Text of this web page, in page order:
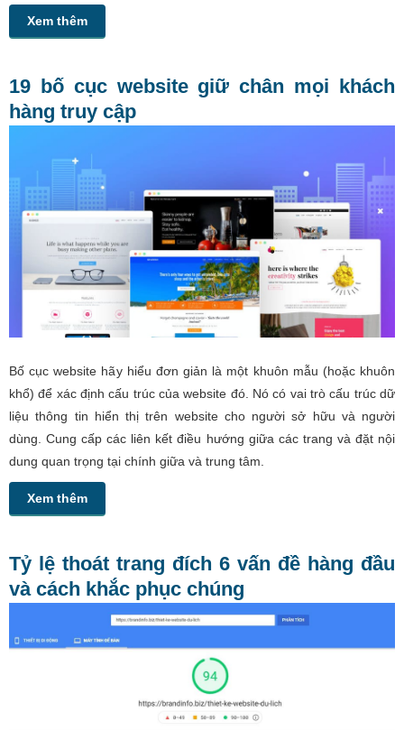
Xem thêm
19 bố cục website giữ chân mọi khách
hàng truy cập
Bố cục website hãy hiểu đơn giản là một khuôn mẫu (hoặc khuôn
khổ) để xác định cấu trúc của website đó. Nó có vai trò cấu trúc dữ
liệu thông tin hiển thị trên website cho người sở hữu và người
dùng. Cung cấp các liên kết điều hướng giữa các trang và đặt nội
dung quan trọng tại chính giữa và trung tâm.
Xem thêm
Tỷ lệ thoát trang đích 6 vấn đề hàng đầu
và cách khắc phục chúng